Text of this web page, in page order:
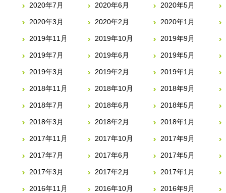
2020年7月 2020年6月 2020年5月
2020年3月 2020年2月 2020年1月
2019年11月 2019年10月 2019年9月
2019年7月 2019年6月 2019年5月
2019年3月 2019年2月 2019年1月
2018年11月 2018年10月 2018年9月
2018年7月 2018年6月 2018年5月
2018年3月 2018年2月 2018年1月
2017年11月 2017年10月 2017年9月
2017年7月 2017年6月 2017年5月
2017年3月 2017年2月 2017年1月
2016年11月 2016年10月 2016年9月